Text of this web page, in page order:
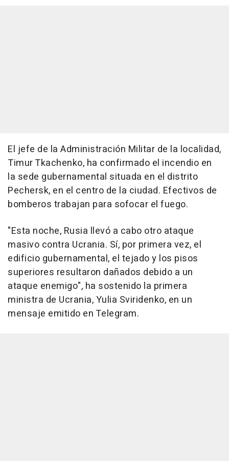
El jefe de la Administración Militar de la localidad,
Timur Tkachenko, ha confirmado el incendio en
la sede gubernamental situada en el distrito
Pechersk, en el centro de la ciudad. Efectivos de
bomberos trabajan para sofocar el fuego.
"Esta noche, Rusia llevó a cabo otro ataque
masivo contra Ucrania. Sí, por primera vez, el
edificio gubernamental, el tejado y los pisos
superiores resultaron dañados debido a un
ataque enemigo", ha sostenido la primera
ministra de Ucrania, Yulia Sviridenko, en un
mensaje emitido en Telegram.